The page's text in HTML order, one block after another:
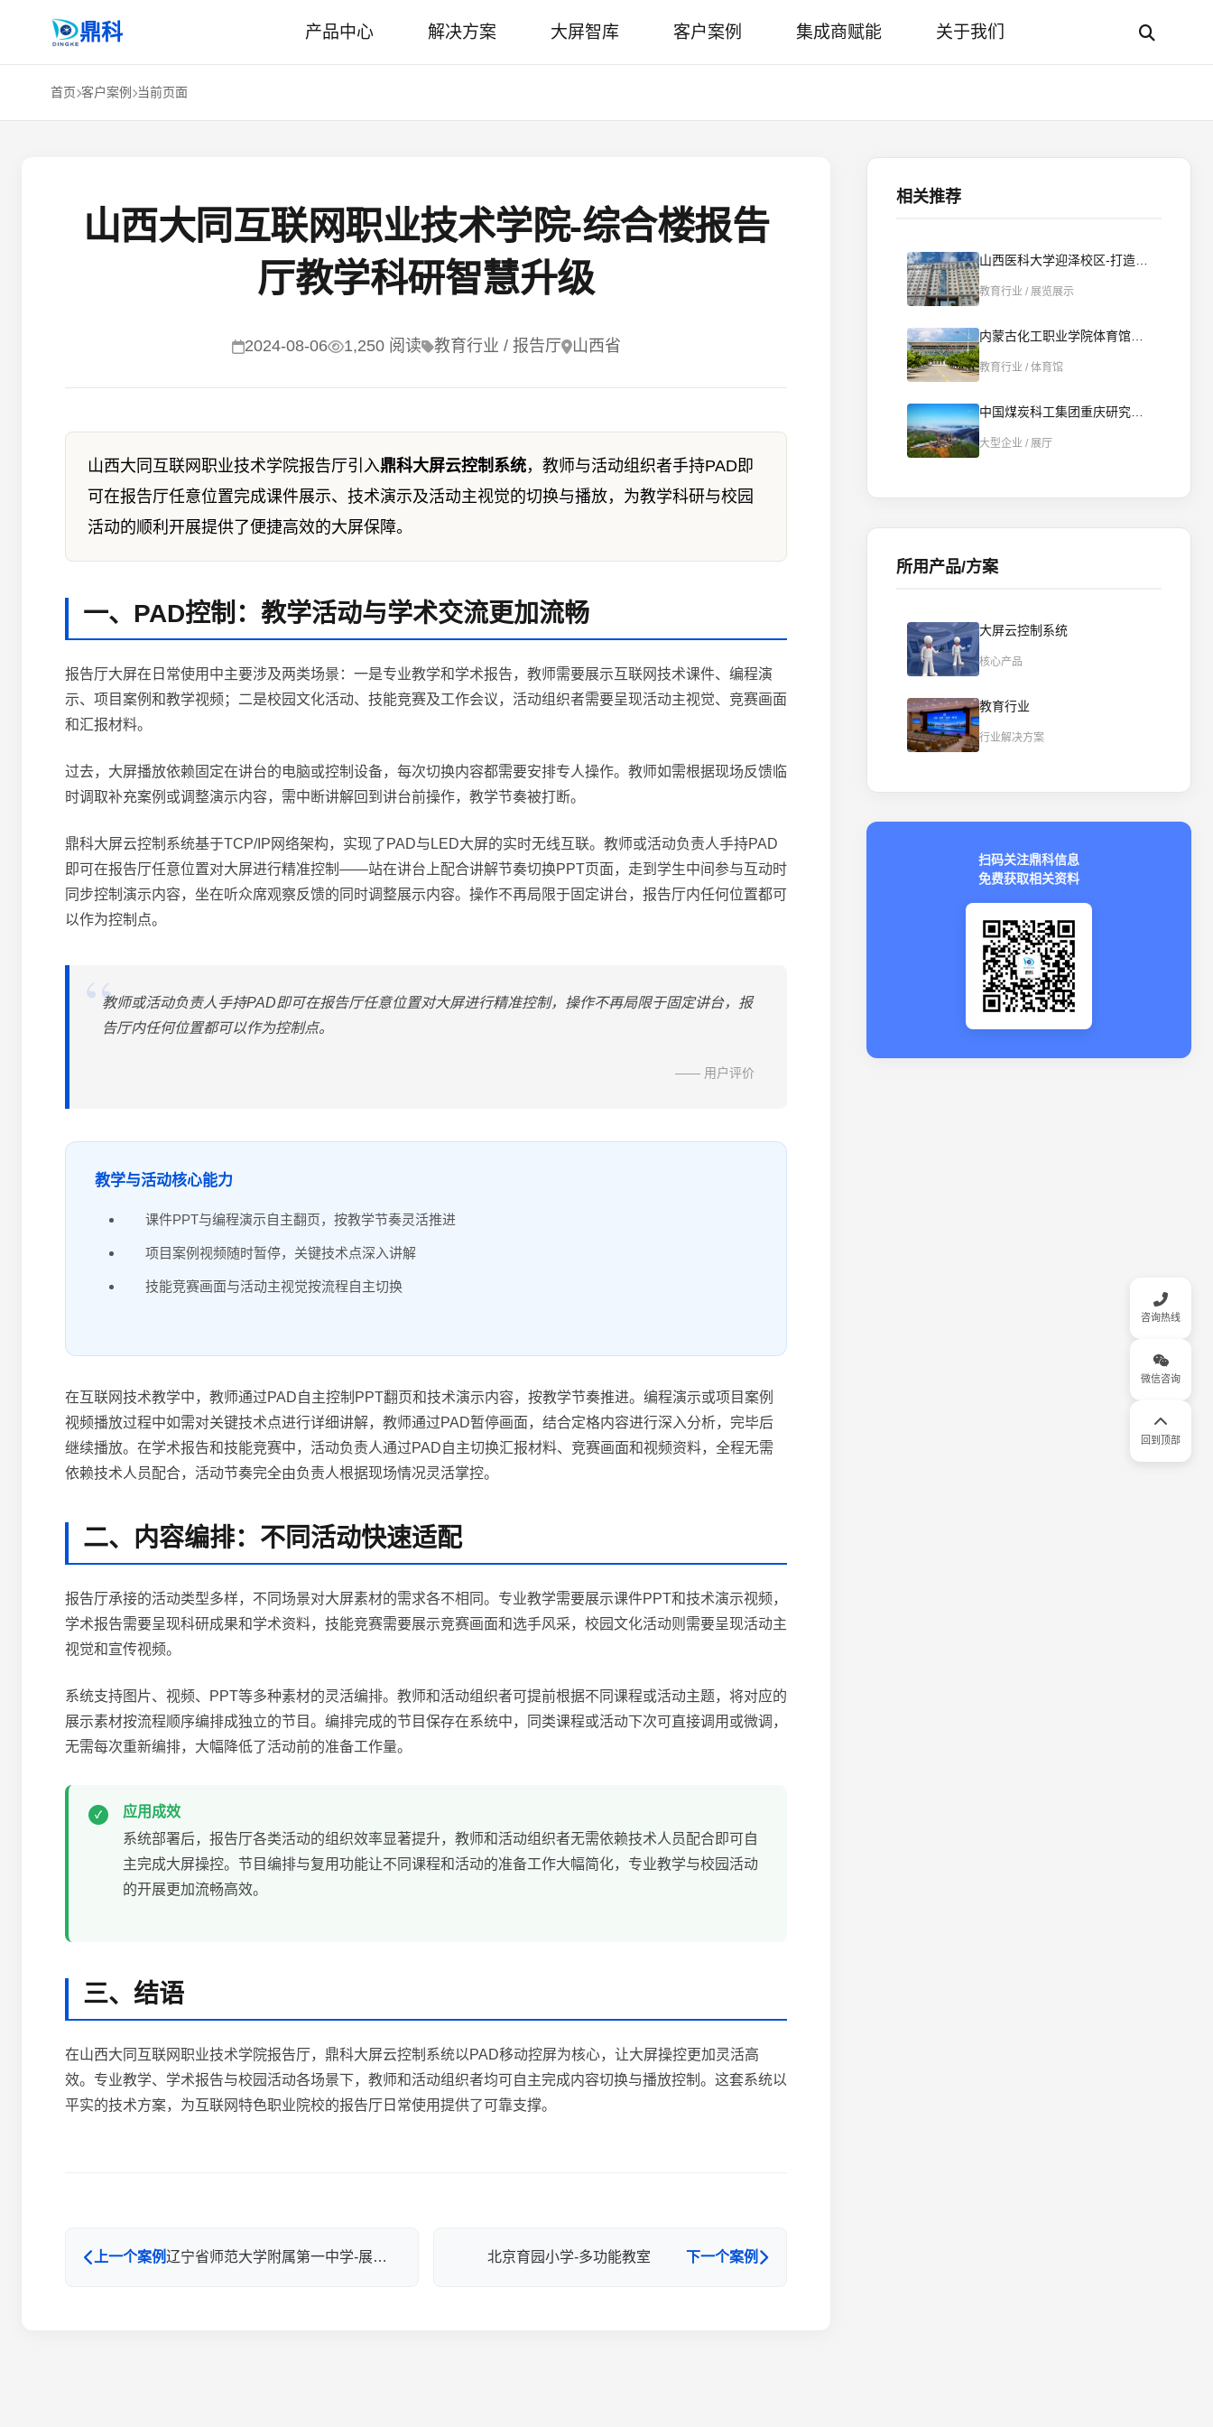
鼎科 产品中心 解决方案 大屏智库 客户案例 集成商赋能 关于我们
首页 客户案例 当前页面
山西大同互联网职业技术学院-综合楼报告
厅教学科研智慧升级
2024-08-06 1,250 阅读 教育行业 / 报告厅 山西省
山西大同互联网职业技术学院报告厅引入鼎科大屏云控制系统，教师与活动组织者手持PAD即
可在报告厅任意位置完成课件展示、技术演示及活动主视觉的切换与播放，为教学科研与校园
活动的顺利开展提供了便捷高效的大屏保障。
一、PAD控制：教学活动与学术交流更加流畅
报告厅大屏在日常使用中主要涉及两类场景：一是专业教学和学术报告，教师需要展示互联网技术课件、编程演
示、项目案例和教学视频；二是校园文化活动、技能竞赛及工作会议，活动组织者需要呈现活动主视觉、竞赛画面
和汇报材料。
过去，大屏播放依赖固定在讲台的电脑或控制设备，每次切换内容都需要安排专人操作。教师如需根据现场反馈临
时调取补充案例或调整演示内容，需中断讲解回到讲台前操作，教学节奏被打断。
鼎科大屏云控制系统基于TCP/IP网络架构，实现了PAD与LED大屏的实时无线互联。教师或活动负责人手持PAD
即可在报告厅任意位置对大屏进行精准控制——站在讲台上配合讲解节奏切换PPT页面，走到学生中间参与互动时
同步控制演示内容，坐在听众席观察反馈的同时调整展示内容。操作不再局限于固定讲台，报告厅内任何位置都可
以作为控制点。
教师或活动负责人手持PAD即可在报告厅任意位置对大屏进行精准控制，操作不再局限于固定讲台，报
告厅内任何位置都可以作为控制点。
—— 用户评价
教学与活动核心能力
课件PPT与编程演示自主翻页，按教学节奏灵活推进
项目案例视频随时暂停，关键技术点深入讲解
技能竞赛画面与活动主视觉按流程自主切换
在互联网技术教学中，教师通过PAD自主控制PPT翻页和技术演示内容，按教学节奏推进。编程演示或项目案例
视频播放过程中如需对关键技术点进行详细讲解，教师通过PAD暂停画面，结合定格内容进行深入分析，完毕后
继续播放。在学术报告和技能竞赛中，活动负责人通过PAD自主切换汇报材料、竞赛画面和视频资料，全程无需
依赖技术人员配合，活动节奏完全由负责人根据现场情况灵活掌控。
二、内容编排：不同活动快速适配
报告厅承接的活动类型多样，不同场景对大屏素材的需求各不相同。专业教学需要展示课件PPT和技术演示视频，
学术报告需要呈现科研成果和学术资料，技能竞赛需要展示竞赛画面和选手风采，校园文化活动则需要呈现活动主
视觉和宣传视频。
系统支持图片、视频、PPT等多种素材的灵活编排。教师和活动组织者可提前根据不同课程或活动主题，将对应的
展示素材按流程顺序编排成独立的节目。编排完成的节目保存在系统中，同类课程或活动下次可直接调用或微调，
无需每次重新编排，大幅降低了活动前的准备工作量。
应用成效
系统部署后，报告厅各类活动的组织效率显著提升，教师和活动组织者无需依赖技术人员配合即可自
主完成大屏操控。节目编排与复用功能让不同课程和活动的准备工作大幅简化，专业教学与校园活动
的开展更加流畅高效。
三、结语
在山西大同互联网职业技术学院报告厅，鼎科大屏云控制系统以PAD移动控屏为核心，让大屏操控更加灵活高
效。专业教学、学术报告与校园活动各场景下，教师和活动组织者均可自主完成内容切换与播放控制。这套系统以
平实的技术方案，为互联网特色职业院校的报告厅日常使用提供了可靠支撑。
上一个案例 辽宁省师范大学附属第一中学-展览展示 北京育园小学-多功能教室 下一个案例
相关推荐
教育行业 / 展览展示
教育行业 / 体育馆
大型企业 / 展厅
所用产品/方案
大屏云控制系统
核心产品
教育行业
行业解决方案
扫码关注鼎科信息
免费获取相关资料
咨询热线
微信咨询
回到顶部